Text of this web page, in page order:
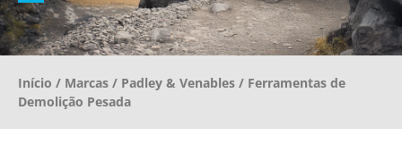
Início / Marcas / Padley & Venables / Ferramentas de
Demolição Pesada